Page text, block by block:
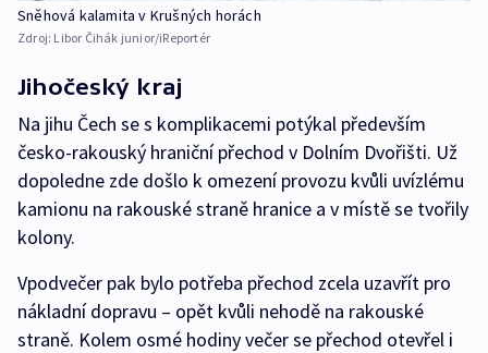
Sněhová kalamita v Krušných horách
Zdroj: Libor Čihák junior/iReportér
Jihočeský kraj
Na jihu Čech se s komplikacemi potýkal především
česko-rakouský hraniční přechod v Dolním Dvořišti. Už
dopoledne zde došlo k omezení provozu kvůli uvízlému
kamionu na rakouské straně hranice a v místě se tvořily
kolony.
Vpodvečer pak bylo potřeba přechod zcela uzavřít pro
nákladní dopravu – opět kvůli nehodě na rakouské
straně. Kolem osmé hodiny večer se přechod otevřel i